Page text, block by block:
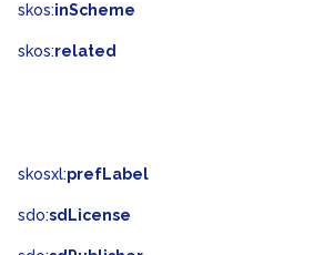
skos:inScheme
skos:related
skosxl:prefLabel
sdo:sdLicense